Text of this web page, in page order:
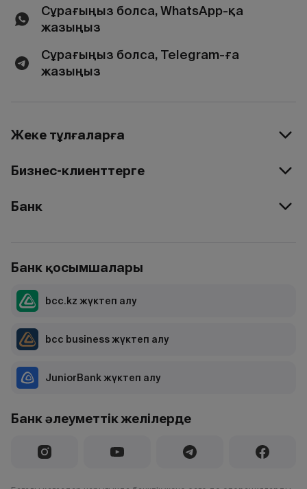
Сұрағыңыз болса, WhatsApp-қа
жазыңыз
Сұрағыңыз болса, Telegram-ға
жазыңыз
Жеке тұлғаларға
Бизнес-клиенттерге
Банк
Банк әлеуметтік желілерде
Банк қосымшалары
bcc.kz жүктеп алу
bcc business жүктеп алу
JuniorBank жүктеп алу